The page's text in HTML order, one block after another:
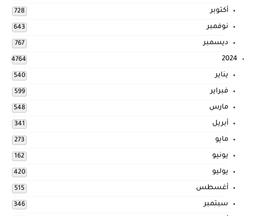
أكتوبر 728
نوفمبر 643
ديسمبر 767
2024
4764
يناير 540
فبراير 599
مارس 548
أبريل 341
مايو 273
يونيو 162
يوليو 420
أغسطس 515
سبتمبر 346